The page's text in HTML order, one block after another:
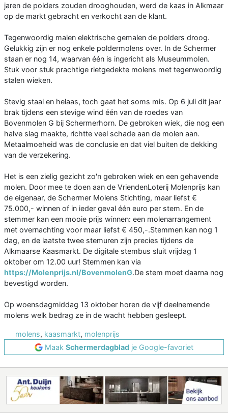
jaren de polders zouden drooghouden, werd de kaas in Alkmaar
op de markt gebracht en verkocht aan de klant.
Tegenwoordig malen elektrische gemalen de polders droog.
Gelukkig zijn er nog enkele poldermolens over. In de Schermer
staan er nog 14, waarvan één is ingericht als Museummolen.
Stuk voor stuk prachtige rietgedekte molens met tegenwoordig
stalen wieken.
Stevig staal en helaas, toch gaat het soms mis. Op 6 juli dit jaar
brak tijdens een stevige wind één van de roedes van
Bovenmolen G bij Schermerhorn. De gebroken wiek, die nog een
halve slag maakte, richtte veel schade aan de molen aan.
Metaalmoeheid was de conclusie en dat viel buiten de dekking
van de verzekering.
Het is een zielig gezicht zo'n gebroken wiek en een gehavende
molen. Door mee te doen aan de VriendenLoterij Molenprijs kan
de eigenaar, de Schermer Molens Stichting, maar liefst €
75.000,- winnen of in ieder geval één euro per stem. En de
stemmer kan een mooie prijs winnen: een molenarrangement
met overnachting voor maar liefst € 450,-.Stemmen kan nog 1
dag, en de laatste twee stemuren zijn precies tijdens de
Alkmaarse Kaasmarkt. De digitale stembus sluit vrijdag 1
oktober om 12.00 uur! Stemmen kan via
https://Molenprijs.nl/BovenmolenG.De stem moet daarna nog
bevestigd worden.
Op woensdagmiddag 13 oktober horen de vijf deelnemende
molens welk bedrag ze in de wacht hebben gesleept.
molens, kaasmarkt, molenprijs
Maak Schermerdagblad je Google-favoriet